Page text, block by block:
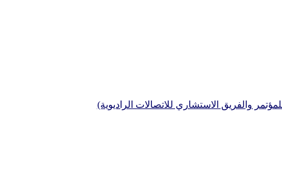
والفريق الاستشاري للاتصالات الراديوية)